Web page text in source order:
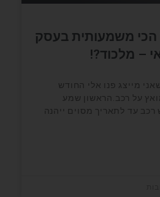
משמעותית בעסק
– מלכוד?!
מייצג פנו אלי החודש
על רכב.הראשון שמע
עד לתאריך מסוים ייהנה